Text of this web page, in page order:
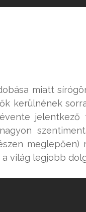
miatt
kerülnének
jelentkező
meglepően)
világ legjobb